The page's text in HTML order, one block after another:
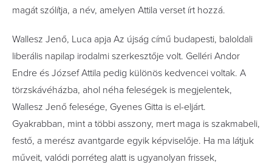
magát szólítja, a név, amelyen Attila verset írt hozzá.
Wallesz Jenő, Luca apja Az újság című budapesti, baloldali
liberális napilap irodalmi szerkesztője volt. Gelléri Andor
Endre és József Attila pedig különös kedvencei voltak. A
törzskávéházba, ahol néha feleségek is megjelentek,
Wallesz Jenő felesége, Gyenes Gitta is el-eljárt.
Gyakrabban, mint a többi asszony, mert maga is szakmabeli,
festő, a merész avantgarde egyik képviselője. Ha ma látjuk
műveit, valódi porréteg alatt is ugyanolyan frissek,